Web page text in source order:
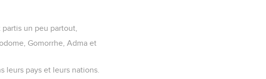
un peu partout,
Gomorrhe, Adma et
leurs pays et leurs nations.